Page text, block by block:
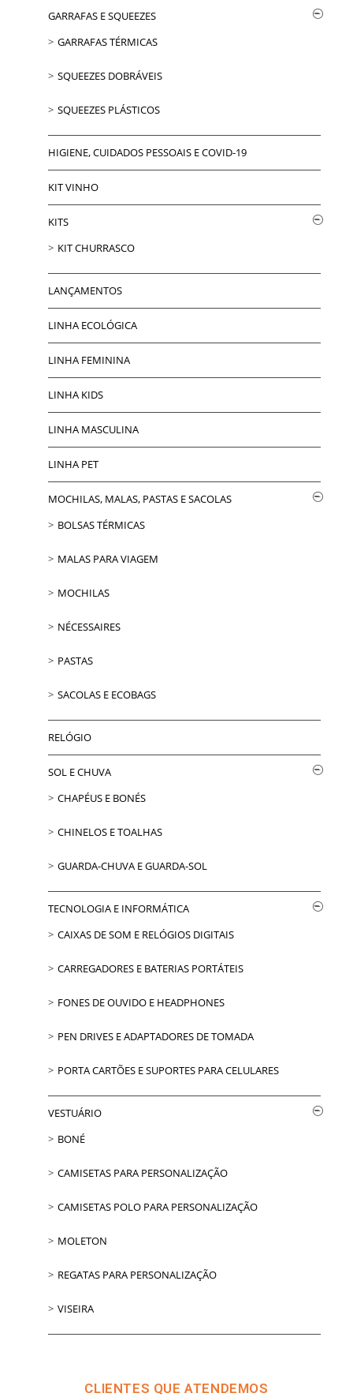
GARRAFAS E SQUEEZES
GARRAFAS TÉRMICAS
SQUEEZES DOBRÁVEIS
SQUEEZES PLÁSTICOS
HIGIENE, CUIDADOS PESSOAIS E COVID-19
KIT VINHO
KITS
KIT CHURRASCO
LANÇAMENTOS
LINHA ECOLÓGICA
LINHA FEMININA
LINHA KIDS
LINHA MASCULINA
LINHA PET
MOCHILAS, MALAS, PASTAS E SACOLAS
BOLSAS TÉRMICAS
MALAS PARA VIAGEM
MOCHILAS
NÉCESSAIRES
PASTAS
SACOLAS E ECOBAGS
RELÓGIO
SOL E CHUVA
CHAPÉUS E BONÉS
CHINELOS E TOALHAS
GUARDA-CHUVA E GUARDA-SOL
TECNOLOGIA E INFORMÁTICA
CAIXAS DE SOM E RELÓGIOS DIGITAIS
CARREGADORES E BATERIAS PORTÁTEIS
FONES DE OUVIDO E HEADPHONES
PEN DRIVES E ADAPTADORES DE TOMADA
PORTA CARTÕES E SUPORTES PARA CELULARES
VESTUÁRIO
BONÉ
CAMISETAS PARA PERSONALIZAÇÃO
CAMISETAS POLO PARA PERSONALIZAÇÃO
MOLETON
REGATAS PARA PERSONALIZAÇÃO
VISEIRA
CLIENTES QUE ATENDEMOS